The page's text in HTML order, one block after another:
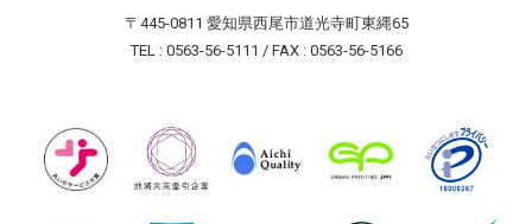
〒445-0811 愛知県西尾市道光寺町東縄65
TEL : 0563-56-5111 / FAX : 0563-56-5166